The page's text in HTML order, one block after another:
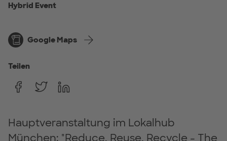
Hybrid Event
Google Maps
Teilen
Hauptveranstaltung im Lokalhub
München: "Reduce, Reuse, Recycle - The